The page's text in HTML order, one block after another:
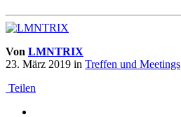
Von LMNTRIX
23. März 2019 in Treffen und Meetings
Teilen